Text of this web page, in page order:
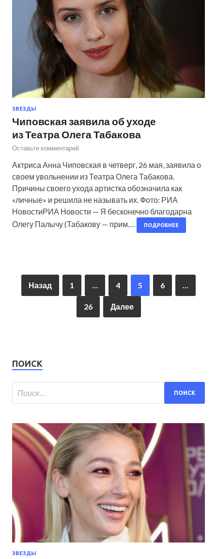
ЗВЕЗДЫ
Чиповская заявила об уходе
из Театра Олега Табакова
Оставьте комментарий
Актриса Анна Чиповская в четверг, 26 мая, заявила о
своем увольнении из Театра Олега Табакова.
Причины своего ухода артистка обозначила как
«личные» и решила не называть их. Фото: РИА
НовостиРИА Новости — Я бесконечно благодарна
Олегу Палычу (Табакову — прим.…
ПОДРОБНЕЕ
Назад 1 … 4 5 6 …
26 Далее
ПОИСК
ЗВЕЗДЫ